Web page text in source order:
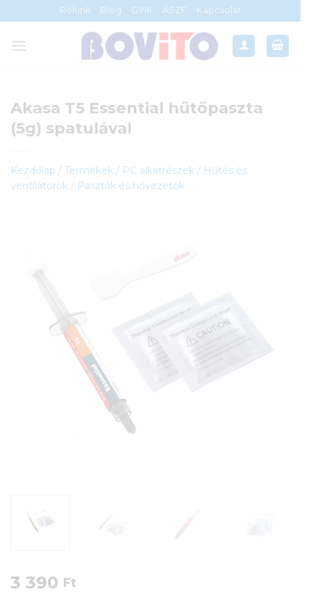
to
content
Rólunk Blog GYIK ÁSZF Kapcsolat
Akasa T5 Essential hűtőpaszta
(5g) spatulával
Kezdőlap / Termékek / PC alkatrészek / Hűtés és
ventilátorok / Paszták és hővezetők
3 390 Ft